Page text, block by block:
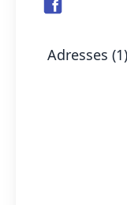
Adresses (1)